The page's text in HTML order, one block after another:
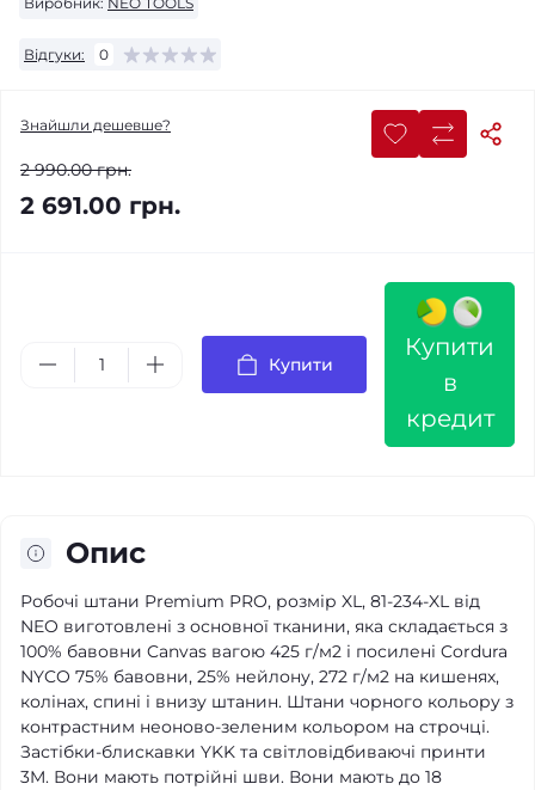
Відгуки: 0
Знайшли дешевше?
2 990.00 грн.
2 691.00 грн.
Купити
Купити
в
кредит
Опис
Робочі штани Premium PRO, розмір XL, 81-234-XL від
NEO виготовлені з основної тканини, яка складається з
100% бавовни Canvas вагою 425 г/м2 і посилені Cordura
NYCO 75% бавовни, 25% нейлону, 272 г/м2 на кишенях,
колінах, спині і внизу штанин. Штани чорного кольору з
контрастним неоново-зеленим кольором на строчці.
Застібки-блискавки YKK та світловідбиваючі принти
3M. Вони мають потрійні шви. Вони мають до 18